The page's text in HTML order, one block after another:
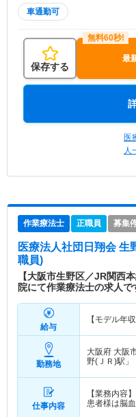
車通勤可
保存する
最
医
人
作業療法士 正職員 募集
医療法人社団日翔会 生
職員)
【大阪市生野区／JR関
院にて作業療法士の求人で
給与
【モデル年収
勤務地
大阪府 大阪
野(ＪＲ)駅」
仕事内容
【業務内容
患者様は脳